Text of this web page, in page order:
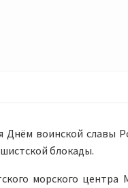
Днём воинской славы
блокады.
морского